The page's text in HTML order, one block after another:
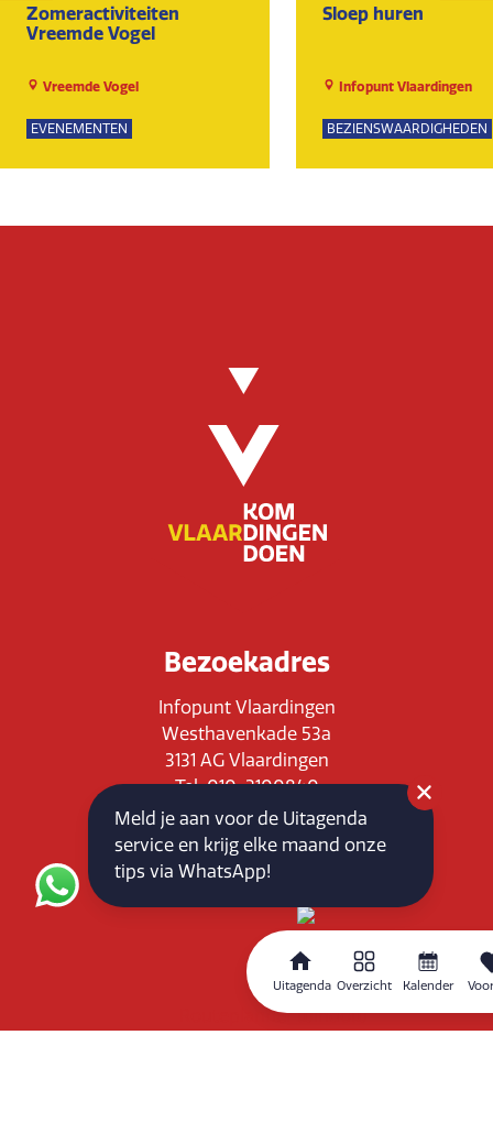
Uitagenda Overzicht Kalender
Zomeractiviteiten
Vreemde Vogel
Vreemde Vogel
EVENEMENTEN
Sloep huren
Infopunt Vlaardingen
BEZIENSWAARDIGHEDEN
Bezoekadres
Infopunt Vlaardingen
Westhavenkade 53a
3131 AG Vlaardingen
Tel: 010-3100840
E-mail: info@vlaardingenpartners.nl
KvK: 71555544
BTW : NL858760939B01
Routeplanner
Meld je aan voor de Uitagenda
service en krijg elke maand onze
tips via WhatsApp!